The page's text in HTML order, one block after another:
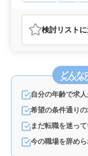
おすすめポイント
＜魅力的な働きや
別養護老人ホーム
集しています。週5
リをつけた働き方が
勤も可能です。
を優遇するポリシ
の方を求めています
いる職場です。豊富
ップが期待できま
て働くことが可能で
検討リスト
どんな
自分の年齢で求
希望の条件通り
まだ転職を迷っ
今の職場を辞め